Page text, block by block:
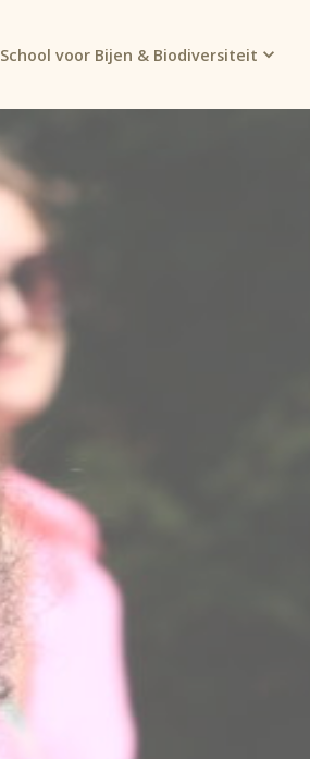
School voor Bijen & Biodiversiteit